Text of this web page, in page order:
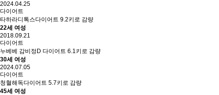
2024.04.25
다이어트
타하라디톡스다이어트 9.2키로 감량
22세 여성
2018.09.21
다이어트
누베베 감비정D 다이어트 6.1키로 감량
30세 여성
2024.07.05
다이어트
청혈해독다이어트 5.7키로 감량
45세 여성